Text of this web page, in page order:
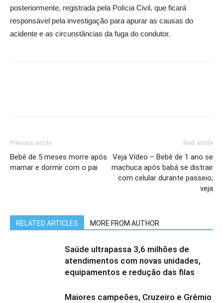
posteriormente, registrada pela Polícia Civil, que ficará
responsável pela investigação para apurar as causas do
acidente e as circunstâncias da fuga do condutor.
Previous article
Bebê de 5 meses morre após
mamar e dormir com o pai
Next article
Veja Vídeo – Bebê de 1 ano se
machuca após babá se distrair
com celular durante passeio;
veja
RELATED ARTICLES MORE FROM AUTHOR
Saúde ultrapassa 3,6 milhões de
atendimentos com novas unidades,
equipamentos e redução das filas
Maiores campeões, Cruzeiro e Grêmio